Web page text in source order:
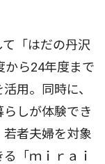
「はだの丹沢
から24年度まで
用。同時に、
しが体験でき
者夫婦を対象
「ｍｉｒａｉ